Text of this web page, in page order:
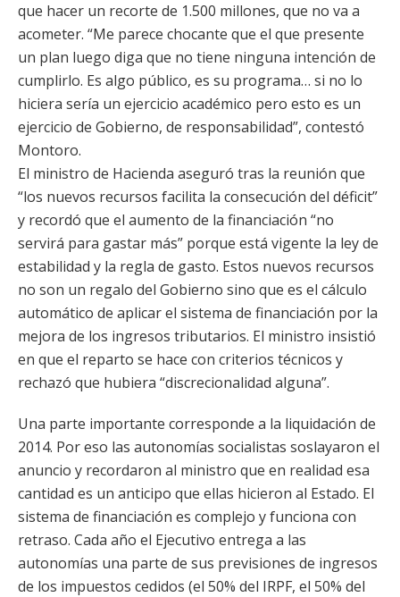
que hacer un recorte de 1.500 millones, que no va a
acometer. “Me parece chocante que el que presente
un plan luego diga que no tiene ninguna intención de
cumplirlo. Es algo público, es su programa… si no lo
hiciera sería un ejercicio académico pero esto es un
ejercicio de Gobierno, de responsabilidad”, contestó
Montoro.
El ministro de Hacienda aseguró tras la reunión que
“los nuevos recursos facilita la consecución del déficit”
y recordó que el aumento de la financiación “no
servirá para gastar más” porque está vigente la ley de
estabilidad y la regla de gasto. Estos nuevos recursos
no son un regalo del Gobierno sino que es el cálculo
automático de aplicar el sistema de financiación por la
mejora de los ingresos tributarios. El ministro insistió
en que el reparto se hace con criterios técnicos y
rechazó que hubiera “discrecionalidad alguna”.
Una parte importante corresponde a la liquidación de
2014. Por eso las autonomías socialistas soslayaron el
anuncio y recordaron al ministro que en realidad esa
cantidad es un anticipo que ellas hicieron al Estado. El
sistema de financiación es complejo y funciona con
retraso. Cada año el Ejecutivo entrega a las
autonomías una parte de sus previsiones de ingresos
de los impuestos cedidos (el 50% del IRPF, el 50% del